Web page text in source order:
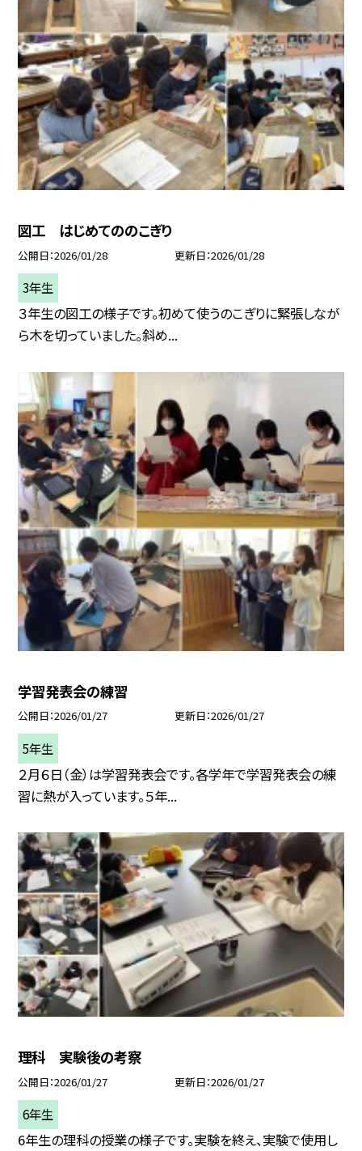
図工 はじめてののこぎり
公開日 2026/01/28 更新日 2026/01/28
3年生
３年生の図工の様子です。初めて使うのこぎりに緊張しなが
ら木を切っていました。斜め...
学習発表会の練習
公開日 2026/01/27 更新日 2026/01/27
5年生
２月６日（金）は学習発表会です。各学年で学習発表会の練
習に熱が入っています。５年...
理科 実験後の考察
公開日 2026/01/27 更新日 2026/01/27
6年生
6年生の理科の授業の様子です。実験を終え、実験で使用し